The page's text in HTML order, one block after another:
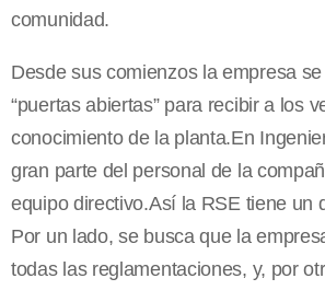
comunidad.
Desde sus comienzos la empresa
“puertas abiertas” para recibir a los
conocimiento de la planta.En
gran parte del personal de la
equipo directivo.Así la RSE tiene un
Por un lado, se busca que la
todas las reglamentaciones, y, por